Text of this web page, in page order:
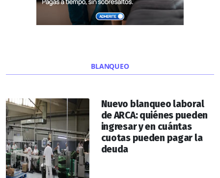
BLANQUEO
Nuevo blanqueo laboral
de ARCA: quiénes pueden
ingresar y en cuántas
cuotas pueden pagar la
deuda